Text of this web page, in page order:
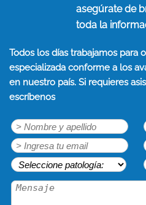
asegúrate de
toda la
Todos los días trabajamos para
especializada conforme a los
en nuestro país. Si requieres
escríbenos